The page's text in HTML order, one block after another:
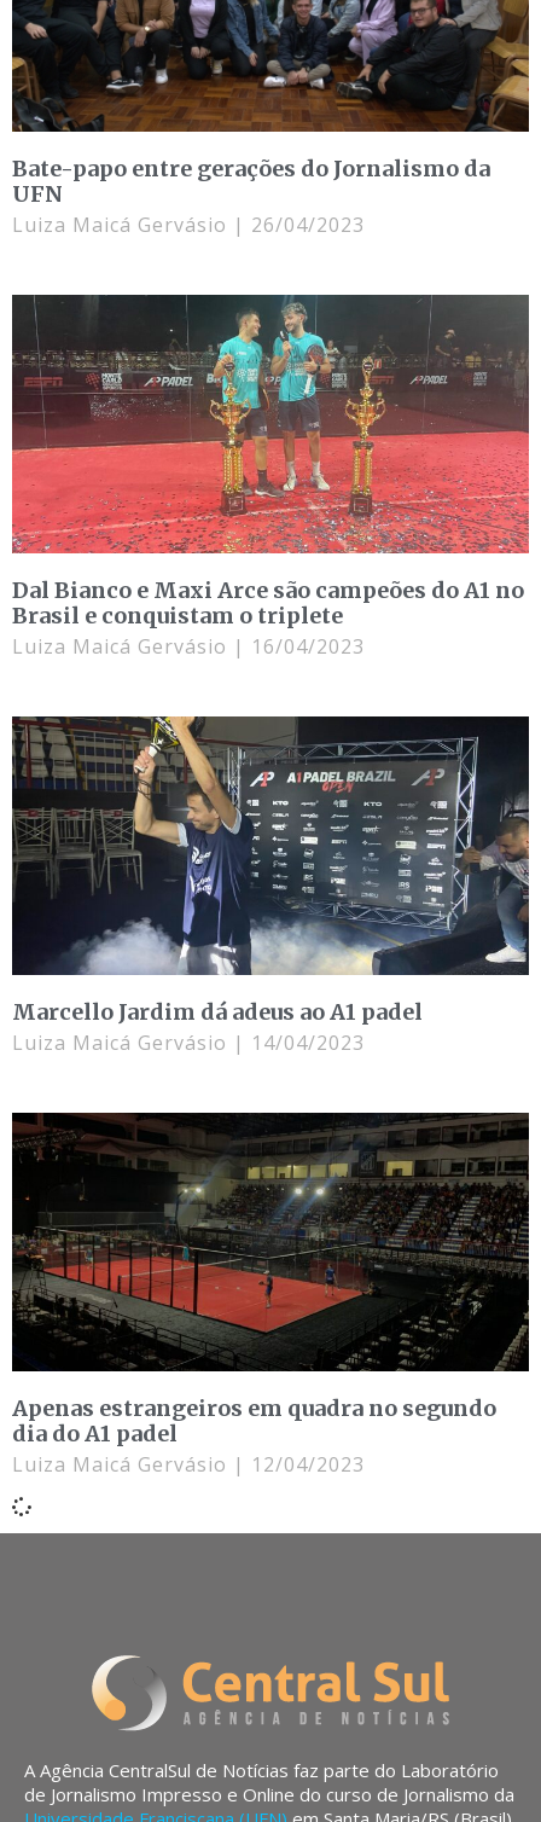
Bate-papo entre gerações do Jornalismo da
UFN
Luiza Maicá Gervásio 26/04/2023
Dal Bianco e Maxi Arce são campeões do A1 no
Brasil e conquistam o triplete
Luiza Maicá Gervásio 16/04/2023
Marcello Jardim dá adeus ao A1 padel
Luiza Maicá Gervásio 14/04/2023
Apenas estrangeiros em quadra no segundo
dia do A1 padel
Luiza Maicá Gervásio 12/04/2023
A Agência CentralSul de Notícias faz parte do Laboratório
de Jornalismo Impresso e Online do curso de Jornalismo da